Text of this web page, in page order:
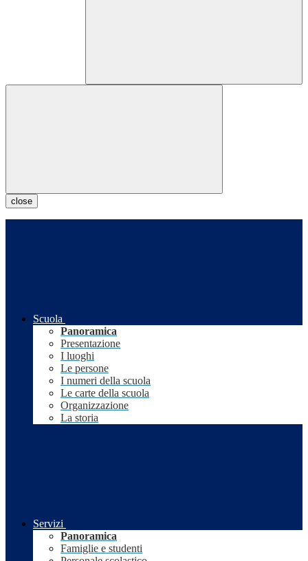
close
Scuola
Panoramica
Presentazione
I luoghi
Le persone
I numeri della scuola
Le carte della scuola
Organizzazione
La storia
Servizi
Panoramica
Famiglie e studenti